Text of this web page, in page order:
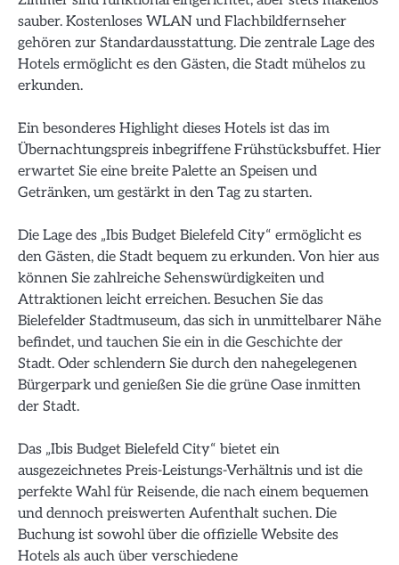
sauber. Kostenloses WLAN und Flachbildfernseher
gehören zur Standardausstattung. Die zentrale Lage des
Hotels ermöglicht es den Gästen, die Stadt mühelos zu
erkunden.
Ein besonderes Highlight dieses Hotels ist das im
Übernachtungspreis inbegriffene Frühstücksbuffet. Hier
erwartet Sie eine breite Palette an Speisen und
Getränken, um gestärkt in den Tag zu starten.
Die Lage des „Ibis Budget Bielefeld City“ ermöglicht es
den Gästen, die Stadt bequem zu erkunden. Von hier aus
können Sie zahlreiche Sehenswürdigkeiten und
Attraktionen leicht erreichen. Besuchen Sie das
Bielefelder Stadtmuseum, das sich in unmittelbarer Nähe
befindet, und tauchen Sie ein in die Geschichte der
Stadt. Oder schlendern Sie durch den nahegelegenen
Bürgerpark und genießen Sie die grüne Oase inmitten
der Stadt.
Das „Ibis Budget Bielefeld City“ bietet ein
ausgezeichnetes Preis-Leistungs-Verhältnis und ist die
perfekte Wahl für Reisende, die nach einem bequemen
und dennoch preiswerten Aufenthalt suchen. Die
Buchung ist sowohl über die offizielle Website des
Hotels als auch über verschiedene